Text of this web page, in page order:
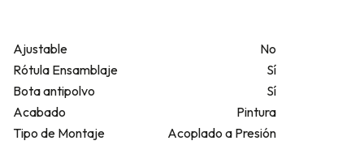
Ajustable
No
Rótula Ensamblaje
Sí
Bota antipolvo
Sí
Acabado
Pintura
Tipo de Montaje
Acoplado a Presión